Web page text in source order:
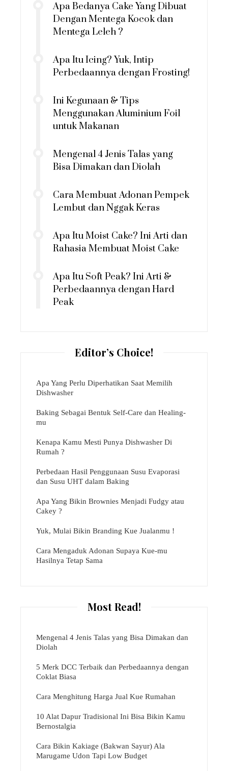
Apa Bedanya Cake Yang Dibuat
Dengan Mentega Kocok dan
Mentega Leleh ?
Apa Itu Icing? Yuk, Intip
Perbedaannya dengan Frosting!
Ini Kegunaan & Tips
Menggunakan Aluminium Foil
untuk Makanan
Mengenal 4 Jenis Talas yang
Bisa Dimakan dan Diolah
Cara Membuat Adonan Pempek
Lembut dan Nggak Keras
Apa Itu Moist Cake? Ini Arti dan
Rahasia Membuat Moist Cake
Apa Itu Soft Peak? Ini Arti &
Perbedaannya dengan Hard
Peak
Editor’s Choice!
Apa Yang Perlu Diperhatikan Saat Memilih
Dishwasher
Baking Sebagai Bentuk Self-Care dan Healing-
mu
Kenapa Kamu Mesti Punya Dishwasher Di
Rumah ?
Perbedaan Hasil Penggunaan Susu Evaporasi
dan Susu UHT dalam Baking
Apa Yang Bikin Brownies Menjadi Fudgy atau
Cakey ?
Yuk, Mulai Bikin Branding Kue Jualanmu !
Cara Mengaduk Adonan Supaya Kue-mu
Hasilnya Tetap Sama
Most Read!
Mengenal 4 Jenis Talas yang Bisa Dimakan dan
Diolah
5 Merk DCC Terbaik dan Perbedaannya dengan
Coklat Biasa
Cara Menghitung Harga Jual Kue Rumahan
10 Alat Dapur Tradisional Ini Bisa Bikin Kamu
Bernostalgia
Cara Bikin Kakiage (Bakwan Sayur) Ala
Marugame Udon Tapi Low Budget